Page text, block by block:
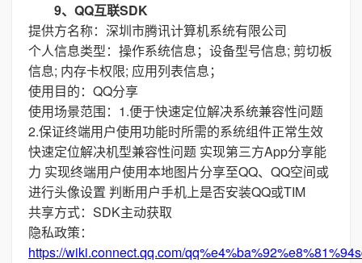
9、QQ互联SDK
提供方名称：深圳市腾讯计算机系统有限公司
个人信息类型：操作系统信息；设备型号信息; 剪切板
信息; 内存卡权限; 应用列表信息；
使用目的：QQ分享
使用场景范围：1.便于快速定位解决系统兼容性问题
2.保证终端用户使用功能时所需的系统组件正常生效
快速定位解决机型兼容性问题 实现第三方App分享能
力 实现终端用户使用本地图片分享至QQ、QQ空间或
进行头像设置 判断用户手机上是否安装QQ或TIM
共享方式：SDK主动获取
隐私政策：
https://wiki.connect.qq.com/